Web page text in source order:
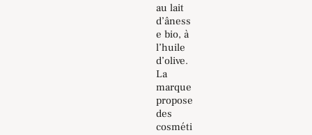
au lait
d’âness
e bio, à
l’huile
d’olive.
La
marque
propose
des
cosméti